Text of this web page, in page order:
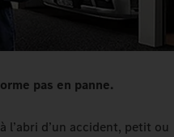
pas en panne.
l’abri d’un accident, petit ou